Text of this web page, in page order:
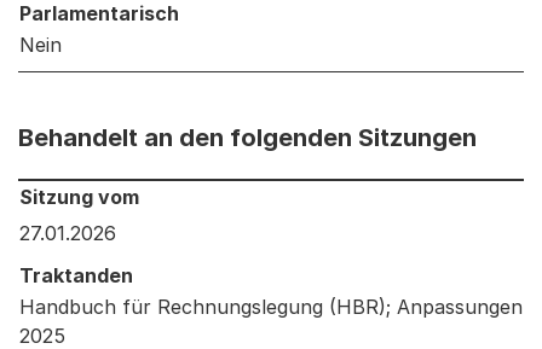
Parlamentarisch
Nein
Behandelt an den folgenden Sitzungen
Behandelt an den folgenden Sitzungen: Informationen
Sitzung vom
27.01.2026
Traktanden
Handbuch für Rechnungslegung (HBR); Anpassungen
2025